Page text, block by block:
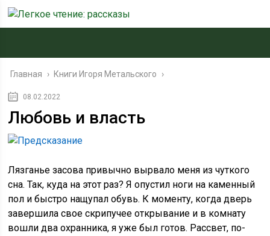
Главная › Книги Игоря Метальского ›
08.02.2022
Любовь и власть
Лязганье засова привычно вырвало меня из чуткого
сна. Так, куда на этот раз? Я опустил ноги на каменный
пол и быстро нащупал обувь. К моменту, когда дверь
завершила свое скрипучее открывание и в комнату
вошли два охранника, я уже был готов. Рассвет, по-